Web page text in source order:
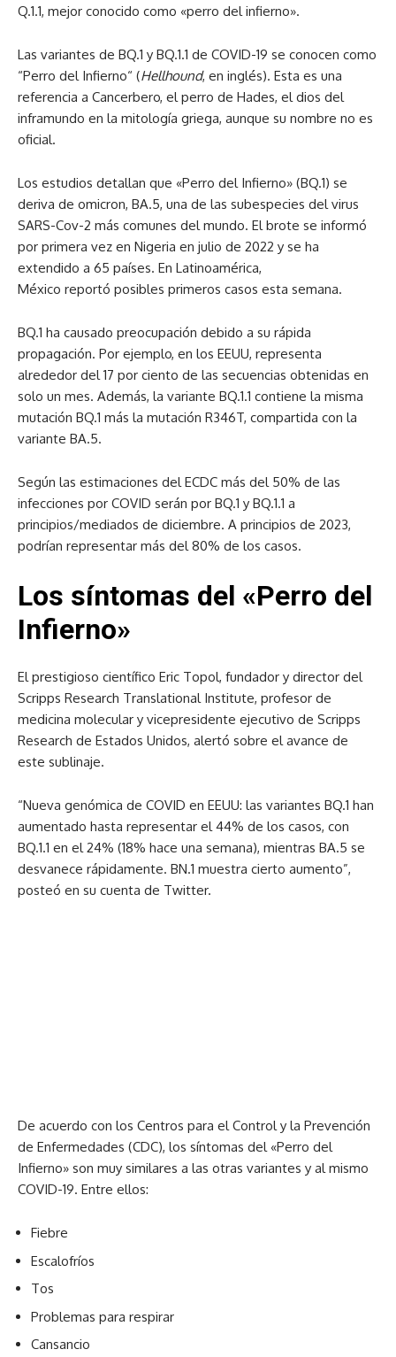
Q.1.1, mejor conocido como «perro del infierno».
Las variantes de BQ.1 y BQ.1.1 de COVID-19 se conocen como
“Perro del Infierno“ (Hellhound, en inglés). Esta es una
referencia a Cancerbero, el perro de Hades, el dios del
inframundo en la mitología griega, aunque su nombre no es
oficial.
Los estudios detallan que «Perro del Infierno» (BQ.1) se
deriva de omicron, BA.5, una de las subespecies del virus
SARS-Cov-2 más comunes del mundo. El brote se informó
por primera vez en Nigeria en julio de 2022 y se ha
extendido a 65 países. En Latinoamérica,
México reportó posibles primeros casos esta semana.
BQ.1 ha causado preocupación debido a su rápida
propagación. Por ejemplo, en los EEUU, representa
alrededor del 17 por ciento de las secuencias obtenidas en
solo un mes. Además, la variante BQ.1.1 contiene la misma
mutación BQ.1 más la mutación R346T, compartida con la
variante BA.5.
Según las estimaciones del ECDC más del 50% de las
infecciones por COVID serán por BQ.1 y BQ.1.1 a
principios/mediados de diciembre. A principios de 2023,
podrían representar más del 80% de los casos.
Los síntomas del «Perro del
Infierno»
El prestigioso científico Eric Topol, fundador y director del
Scripps Research Translational Institute, profesor de
medicina molecular y vicepresidente ejecutivo de Scripps
Research de Estados Unidos, alertó sobre el avance de
este sublinaje.
“Nueva genómica de COVID en EEUU: las variantes BQ.1 han
aumentado hasta representar el 44% de los casos, con
BQ.1.1 en el 24% (18% hace una semana), mientras BA.5 se
desvanece rápidamente. BN.1 muestra cierto aumento”,
posteó en su cuenta de Twitter.
De acuerdo con los Centros para el Control y la Prevención
de Enfermedades (CDC), los síntomas del «Perro del
Infierno» son muy similares a las otras variantes y al mismo
COVID-19. Entre ellos:
Fiebre
Escalofríos
Tos
Problemas para respirar
Cansancio